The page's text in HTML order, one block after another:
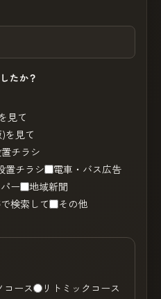
たか？
見て
を見て
チラシ
置チラシ
電車・バス広告
ー
地域新聞
検索して その他
コース リトミックコース